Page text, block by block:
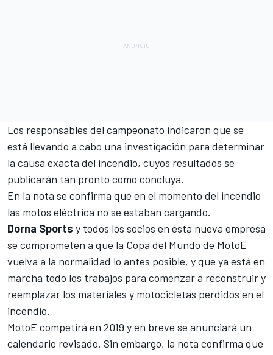
Los responsables del campeonato indicaron que se
está llevando a cabo una investigación para determinar
la causa exacta del incendio, cuyos resultados se
publicarán tan pronto como concluya.
En la nota se confirma que en el momento del incendio
las motos eléctrica no se estaban cargando.
Dorna Sports y todos los socios en esta nueva empresa
se comprometen a que la Copa del Mundo de MotoE
vuelva a la normalidad lo antes posible, y que ya está en
marcha todo los trabajos para comenzar a reconstruir y
reemplazar los materiales y motocicletas perdidos en el
incendio.
MotoE competirá en 2019 y en breve se anunciará un
calendario revisado. Sin embargo, la nota confirma que